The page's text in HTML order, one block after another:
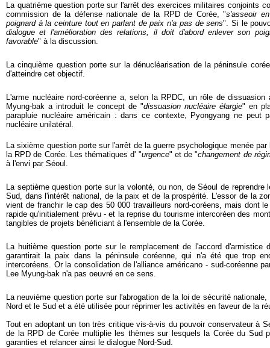
La quatrième question porte sur l'arrêt des exercices militaires conjoints
commission de la défense nationale de la RPD de Corée, "s'asseoir
poignard à la ceinture tout en parlant de paix n'a pas de sens". Si le
dialogue et l'amélioration des relations, il doit d'abord enlever son
favorable" à la discussion.
La cinquième question porte sur la dénucléarisation de la péninsule
d'atteindre cet objectif.
L'arme nucléaire nord-coréenne a, selon la RPDC, un rôle de
Myung-bak a introduit le concept de "dissuasion nucléaire élargie" en
parapluie nucléaire américain : dans ce contexte, Pyongyang ne peut
nucléaire unilatéral.
La sixième question porte sur l'arrêt de la guerre psychologique menée
la RPD de Corée. Les thématiques d' "urgence" et de "changement de
à l'envi par Séoul.
La septième question porte sur la volonté, ou non, de Séoul de reprendre
Sud, dans l'intérêt national, de la paix et de la prospérité. L'essor de la
vient de franchir le cap des 50 000 travailleurs nord-coréens, mais dont
rapide qu'initialement prévu - et la reprise du tourisme intercoréen des
tangibles de projets bénéficiant à l'ensemble de la Corée.
La huitième question porte sur le remplacement de l'accord d'armistice
garantirait la paix dans la péninsule coréenne, qui n'a été que trop
intercoréens. Or la consolidation de l'alliance américano - sud-coréenne
Lee Myung-bak n'a pas oeuvré en ce sens.
La neuvième question porte sur l'abrogation de la loi de sécurité
Nord et le Sud et a été utilisée pour réprimer les activités en faveur de la
Tout en adoptant un ton très critique vis-à-vis du pouvoir conservateur à
de la RPD de Corée multiplie les thèmes sur lesquels la Corée du Sud
garanties et relancer ainsi le dialogue Nord-Sud.